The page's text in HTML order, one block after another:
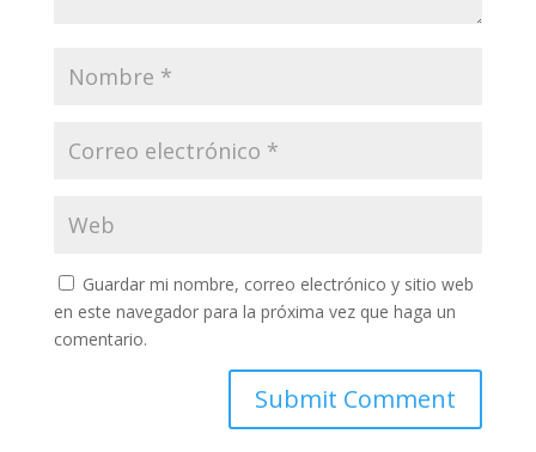
Guardar mi nombre, correo electrónico y sitio web
en este navegador para la próxima vez que haga un
comentario.